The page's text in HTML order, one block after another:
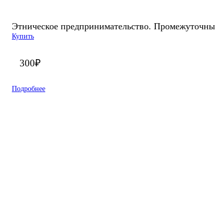
Этническое предпринимательство.
Купить
300₽
Подробнее